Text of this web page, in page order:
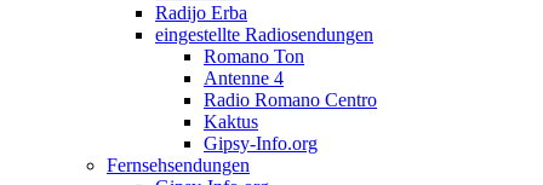
Radijo Erba
eingestellte Radiosendungen
Romano Ton
Antenne 4
Radio Romano Centro
Kaktus
Gipsy-Info.org
Fernsehsendungen